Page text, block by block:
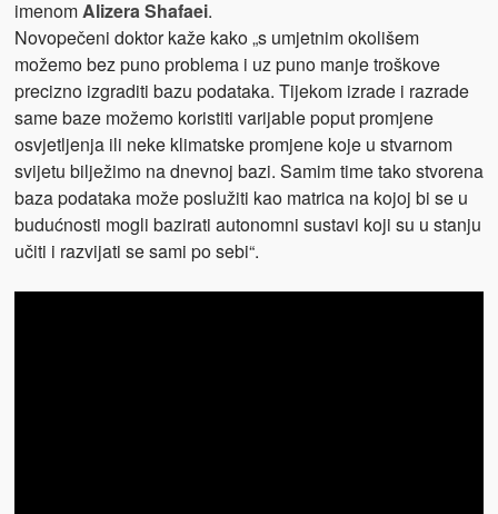
imenomAlizera Shafaei.
Novopečeni doktor kaže kako „s umjetnim okolišem
možemo bez puno problema i uz puno manje troškove
precizno izgraditi bazu podataka. Tijekom izrade i razrade
same baze možemo koristiti varijable poput promjene
osvjetljenja ili neke klimatske promjene koje u stvarnom
svijetu bilježimo na dnevnoj bazi. Samim time tako stvorena
baza podataka može poslužiti kao matrica na kojoj bi se u
budućnosti mogli bazirati autonomni sustavi koji su u stanju
učiti i razvijati se sami po sebi“.